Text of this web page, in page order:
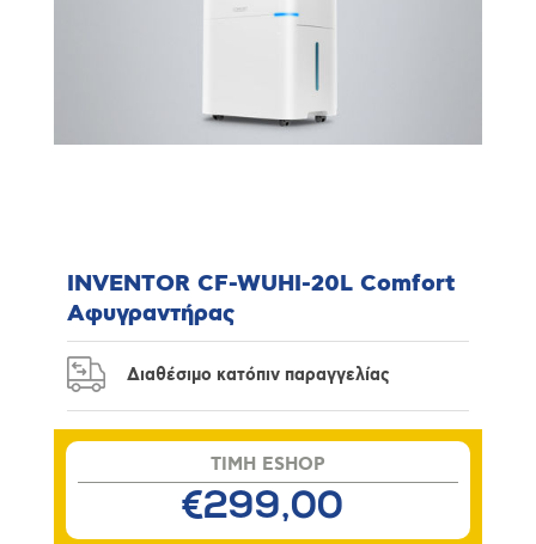
INVENTOR CF-WUHI-20L Comfort
Αφυγραντήρας
Διαθέσιμο κατόπιν παραγγελίας
TIMH ESHOP
€299,00